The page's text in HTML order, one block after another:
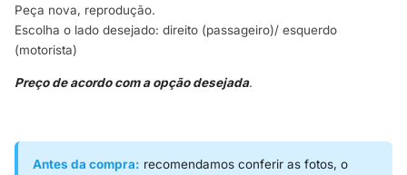
Peça nova, reprodução.
Escolha o lado desejado: direito (passageiro)/ esquerdo
(motorista)
Preço de acordo com a opção desejada.
Antes da compra: recomendamos conferir as fotos, o